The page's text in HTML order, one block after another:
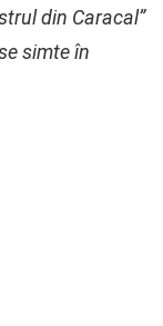
din Caracal”
simte în